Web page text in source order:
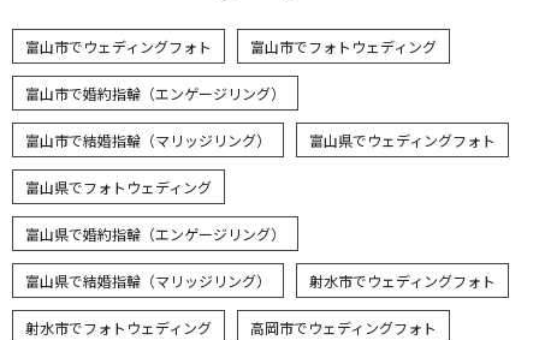
富山市でウェディングフォト 富山市でフォトウェディング
富山市で婚約指輪（エンゲージリング）
富山市で結婚指輪（マリッジリング） 富山県でウェディングフォト
富山県でフォトウェディング
富山県で婚約指輪（エンゲージリング）
富山県で結婚指輪（マリッジリング） 射水市でウェディングフォト
射水市でフォトウェディング 高岡市でウェディングフォト